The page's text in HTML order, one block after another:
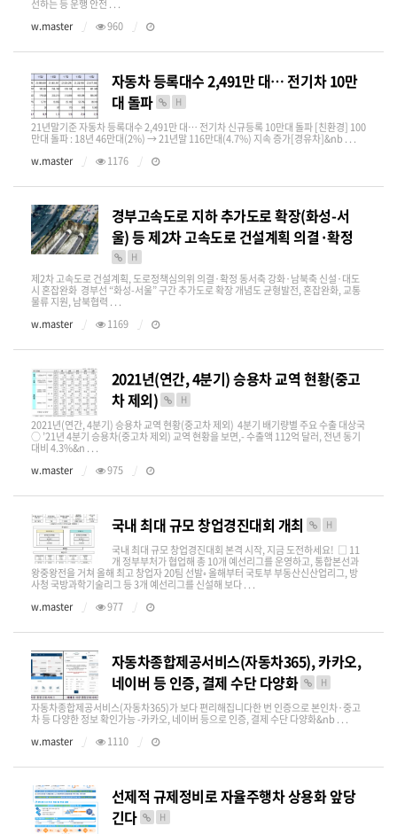
선하는 등 운행 안전 . . .
w.master
960
자동차 등록대수 2,491만 대… 전기차 10만
대 돌파
H
21년말기준 자동차 등록대수 2,491만 대… 전기차 신규등록 10만대 돌파 [친환경] 100
만대 돌파 : 18년 46만대(2%) → 21년말 116만대(4.7%) 지속 증가[경유차]&nb . . .
w.master
1176
경부고속도로 지하 추가도로 확장(화성-서
울) 등 제2차 고속도로 건설계획 의결·확정
H
제2차 고속도로 건설계획, 도로정책심의위 의결·확정 동서축 강화·남북축 신설·대도
시 혼잡완화 경부선 “화성-서울” 구간 추가도로 확장 개념도 균형발전, 혼잡완화, 교통
물류 지원, 남북협력 . . .
w.master
1169
2021년(연간, 4분기) 승용차 교역 현황(중고
차 제외)
H
2021년(연간, 4분기) 승용차 교역 현황(중고차 제외) 4분기 배기량별 주요 수출 대상국
○ ’21년 4분기 승용차(중고차 제외) 교역 현황을 보면,- 수출액 112억 달러, 전년 동기
대비 4.3%&n . . .
w.master
975
국내 최대 규모 창업경진대회 개최 H
국내 최대 규모 창업경진대회 본격 시작, 지금 도전하세요! □ 11
개 정부부처가 협업해 총 10개 예선리그를 운영하고, 통합본선과
왕중왕전을 거쳐 올해 최고 창업자 20팀 선발◦ 올해부터 국토부 부동산신산업리그, 방
사청 국방과학기술리그 등 3개 예선리그를 신설해 보다 . . .
w.master
977
자동차종합제공서비스(자동차365), 카카오,
네이버 등 인증, 결제 수단 다양화
H
자동차종합제공서비스(자동차365)가 보다 편리해집니다한 번 인증으로 본인차·중고
차 등 다양한 정보 확인가능 -카카오, 네이버 등으로 인증, 결제 수단 다양화&nb . . .
w.master
1110
선제적 규제정비로 자율주행차 상용화 앞당
긴다
H